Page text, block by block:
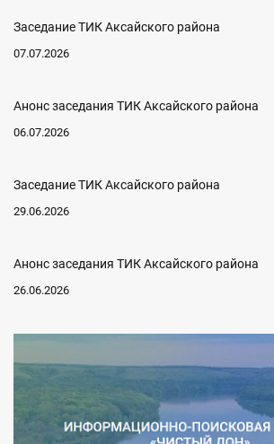
Заседание ТИК Аксайского района
07.07.2026
Анонс заседания ТИК Аксайского района
06.07.2026
Заседание ТИК Аксайского района
29.06.2026
Анонс заседания ТИК Аксайского района
26.06.2026